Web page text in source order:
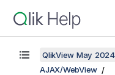
QlikView May 2024
AJAX/WebView